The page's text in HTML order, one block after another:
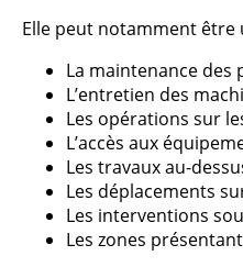
Elle peut notamment être
La maintenance des
L’entretien des
Les opérations sur
L’accès aux
Les travaux au-
Les déplacements
Les interventions
Les zones